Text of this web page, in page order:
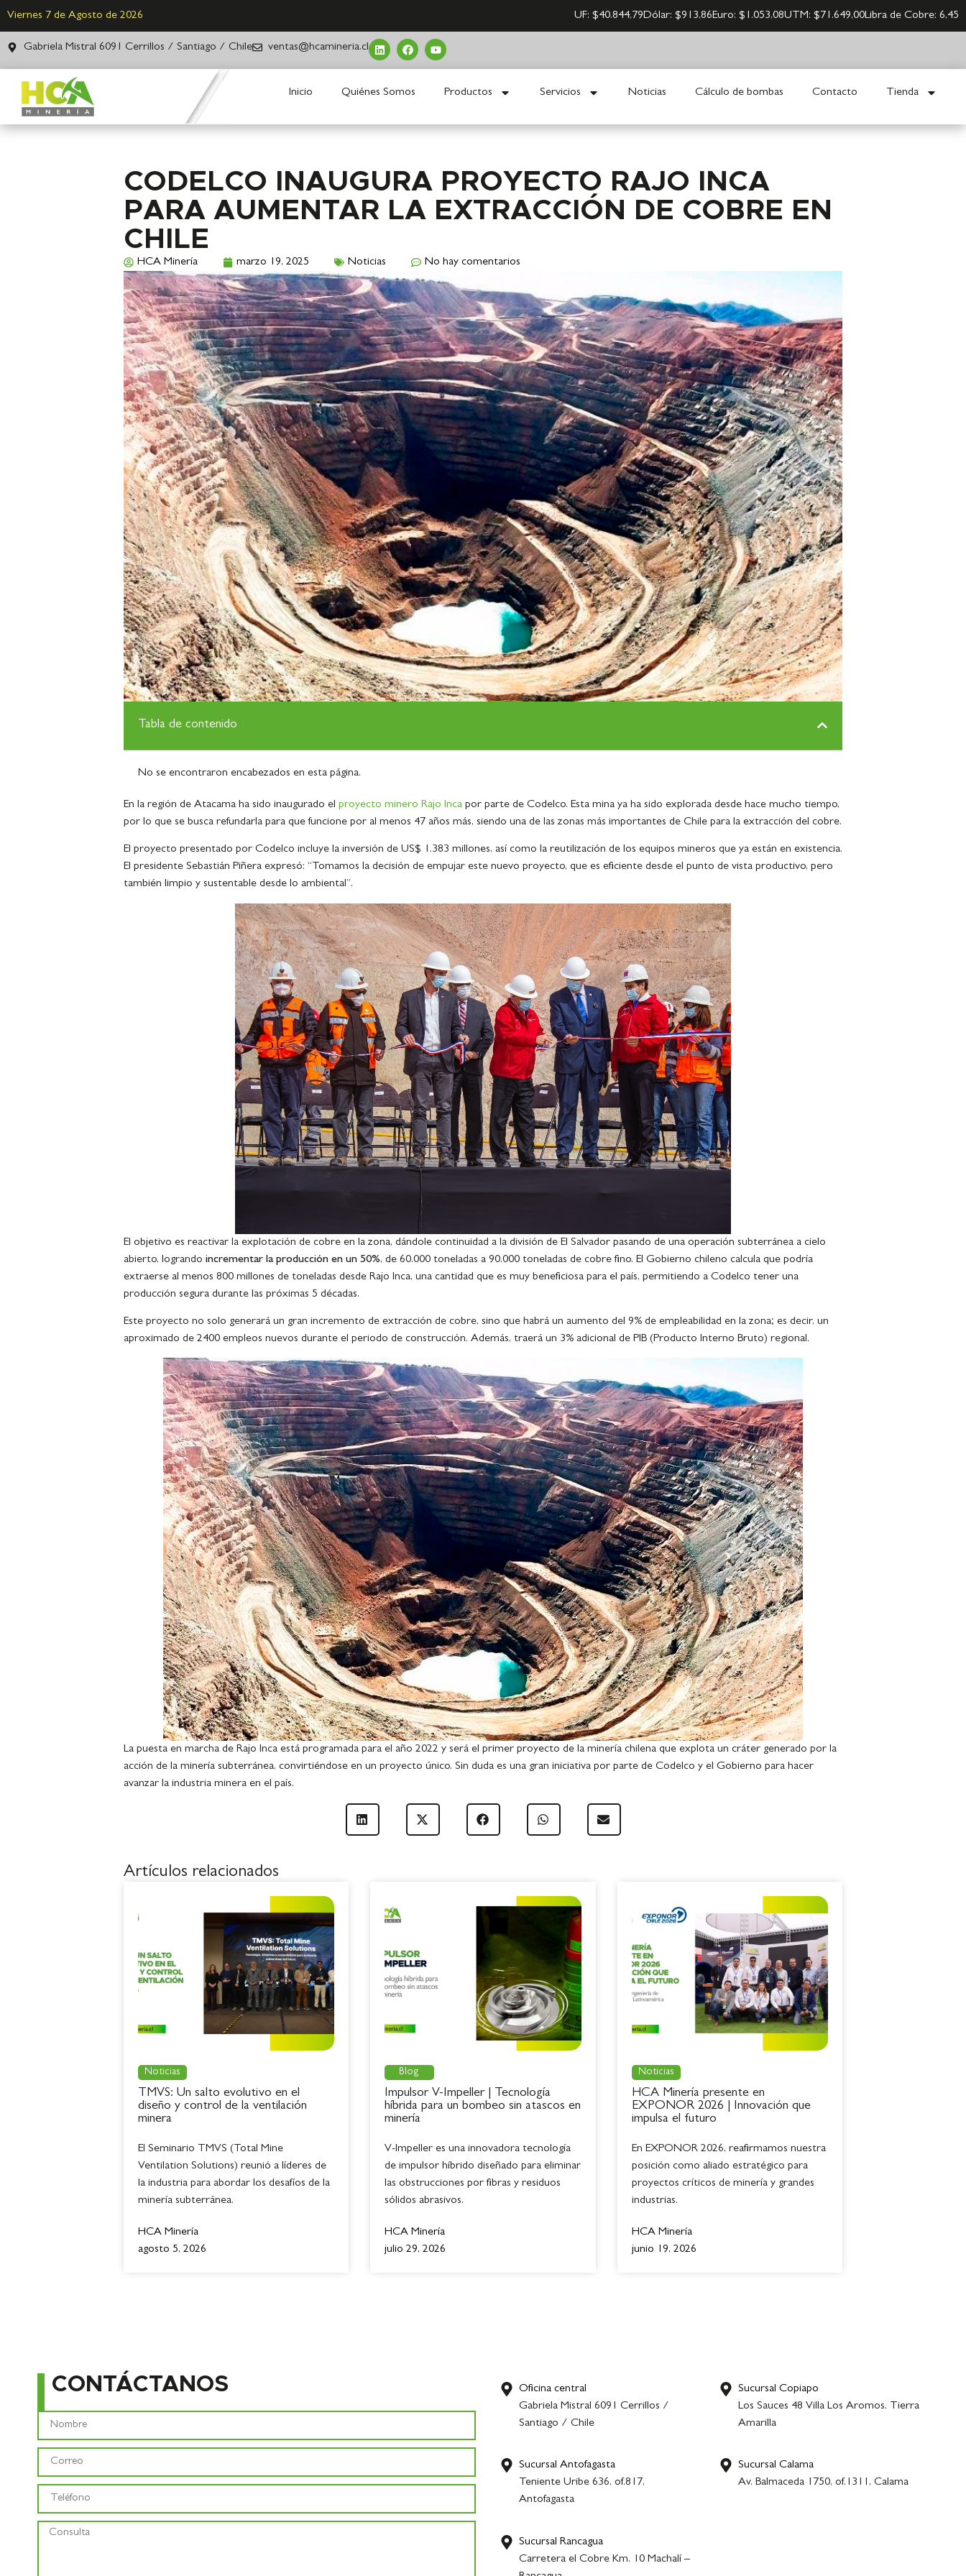
Viernes 7 de Agosto de 2026 UF: $40.844,79Dólar: $913,86Euro: $1.053,08UTM: $71.649,00Libra de Cobre: 6,45
Gabriela Mistral 6091 Cerrillos / Santiago / Chile ventas@hcamineria.cl
Inicio Quiénes Somos Productos Servicios Noticias Cálculo de bombas Contacto Tienda
CODELCO INAUGURA PROYECTO RAJO INCA
PARA AUMENTAR LA EXTRACCIÓN DE COBRE EN
CHILE
HCA Minería marzo 19, 2025 Noticias No hay comentarios
Tabla de contenido
No se encontraron encabezados en esta página.
En la región de Atacama ha sido inaugurado el proyecto minero Rajo Inca por parte de Codelco. Esta mina ya ha sido explorada desde hace mucho tiempo,
por lo que se busca refundarla para que funcione por al menos 47 años más, siendo una de las zonas más importantes de Chile para la extracción del cobre.
El proyecto presentado por Codelco incluye la inversión de US$ 1.383 millones, así como la reutilización de los equipos mineros que ya están en existencia.
El presidente Sebastián Piñera expresó: “Tomamos la decisión de empujar este nuevo proyecto, que es eficiente desde el punto de vista productivo, pero
también limpio y sustentable desde lo ambiental”.
El objetivo es reactivar la explotación de cobre en la zona, dándole continuidad a la división de El Salvador pasando de una operación subterránea a cielo
abierto, logrando incrementar la producción en un 50%, de 60.000 toneladas a 90.000 toneladas de cobre fino. El Gobierno chileno calcula que podría
extraerse al menos 800 millones de toneladas desde Rajo Inca, una cantidad que es muy beneficiosa para el país, permitiendo a Codelco tener una
producción segura durante las próximas 5 décadas.
Este proyecto no solo generará un gran incremento de extracción de cobre, sino que habrá un aumento del 9% de empleabilidad en la zona; es decir, un
aproximado de 2400 empleos nuevos durante el periodo de construcción. Además, traerá un 3% adicional de PIB (Producto Interno Bruto) regional.
La puesta en marcha de Rajo Inca está programada para el año 2022 y será el primer proyecto de la minería chilena que explota un cráter generado por la
acción de la minería subterránea, convirtiéndose en un proyecto único. Sin duda es una gran iniciativa por parte de Codelco y el Gobierno para hacer
avanzar la industria minera en el país.
Artículos relacionados
Noticias
TMVS: Un salto evolutivo en el
diseño y control de la ventilación
minera
El Seminario TMVS (Total Mine
Ventilation Solutions) reunió a líderes de
la industria para abordar los desafíos de la
minería subterránea.
HCA Minería
agosto 5, 2026
Blog
Impulsor V-Impeller | Tecnología
híbrida para un bombeo sin atascos en
minería
V-Impeller es una innovadora tecnología
de impulsor híbrido diseñado para eliminar
las obstrucciones por fibras y residuos
sólidos abrasivos.
HCA Minería
julio 29, 2026
Noticias
HCA Minería presente en
EXPONOR 2026 | Innovación que
impulsa el futuro
En EXPONOR 2026, reafirmamos nuestra
posición como aliado estratégico para
proyectos críticos de minería y grandes
industrias.
HCA Minería
junio 19, 2026
CONTÁCTANOS
Oficina central
Gabriela Mistral 6091 Cerrillos /
Santiago / Chile
Sucursal Copiapo
Los Sauces 48 Villa Los Aromos, Tierra
Amarilla
Sucursal Antofagasta
Teniente Uribe 636, of.817,
Antofagasta
Sucursal Calama
Av. Balmaceda 1750, of.1311, Calama
Sucursal Rancagua
Carretera el Cobre Km. 10 Machalí –